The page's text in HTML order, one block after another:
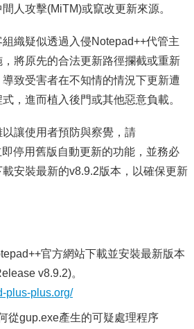
人攻擊(MiTM)或竄改更新來源。
織疑似透過入侵Notepad++代管主
將原先的合法更新路徑攔截或重新
致受害者在不知情的情況下更新遭
，進而植入後門或其他惡意負載。
讓使用者預防與察覺，請
停用舊版自動更新的功能，並務必
安裝最新的v8.9.2版本，以確保更新
官方網站下載並安裝最新版本
v8.9.2)。
plus-plus.org/
從gup.exe產生的可疑處理程序